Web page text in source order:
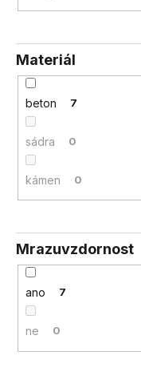
Materiál
beton 7
sádra 0
kámen 0
Mrazuvzdornost
ano 7
ne 0